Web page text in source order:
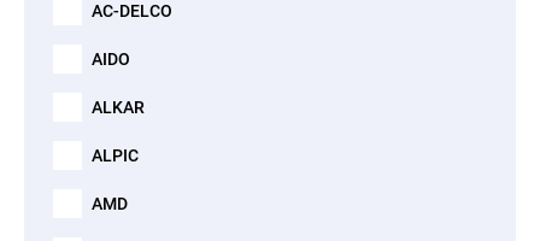
AC-DELCO
AIDO
ALKAR
ALPIC
AMD